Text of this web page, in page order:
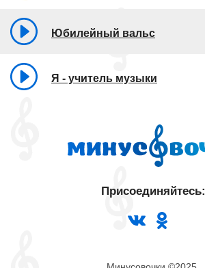
Юбилейный вальс
Я - учитель музыки
Присоединяйтесь: